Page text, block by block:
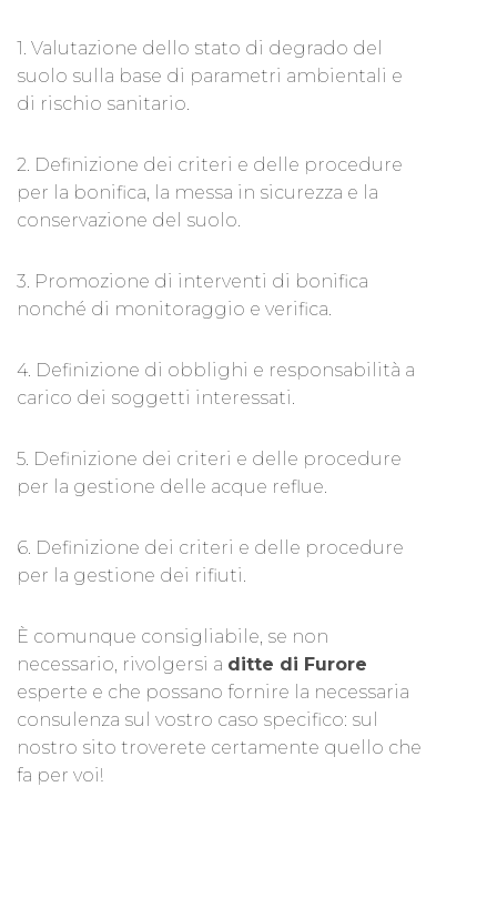
1. Valutazione dello stato di degrado del
suolo sulla base di parametri ambientali e
di rischio sanitario.
2. Definizione dei criteri e delle procedure
per la bonifica, la messa in sicurezza e la
conservazione del suolo.
3. Promozione di interventi di bonifica
nonché di monitoraggio e verifica.
4. Definizione di obblighi e responsabilità a
carico dei soggetti interessati.
5. Definizione dei criteri e delle procedure
per la gestione delle acque reflue.
6. Definizione dei criteri e delle procedure
per la gestione dei rifiuti.
È comunque consigliabile, se non
necessario, rivolgersi a ditte di Furore
esperte e che possano fornire la necessaria
consulenza sul vostro caso specifico: sul
nostro sito troverete certamente quello che
fa per voi!